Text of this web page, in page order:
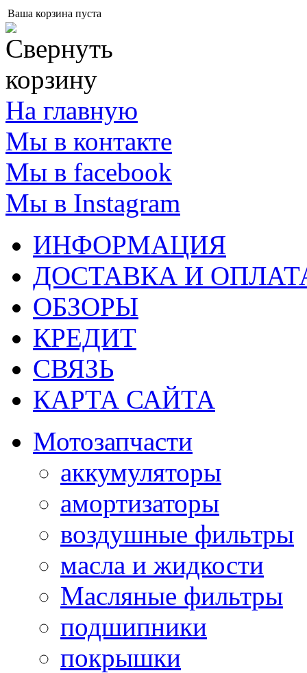
Ваша корзина пуста
На главную
Мы в контакте
Мы в facebook
Мы в Instagram
ИНФОРМАЦИЯ
ДОСТАВКА И
ОБЗОРЫ
КРЕДИТ
СВЯЗЬ
КАРТА САЙТА
Мотозапчасти
аккумуляторы
амортизаторы
воздушные фильтры
масла и жидкости
Масляные фильтры
подшипники
покрышки